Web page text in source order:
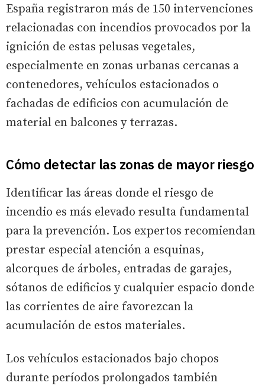
España registraron más de 150 intervenciones
relacionadas con incendios provocados por la
ignición de estas pelusas vegetales,
especialmente en zonas urbanas cercanas a
contenedores, vehículos estacionados o
fachadas de edificios con acumulación de
material en balcones y terrazas.
Cómo detectar las zonas de mayor riesgo
Identificar las áreas donde el riesgo de
incendio es más elevado resulta fundamental
para la prevención. Los expertos recomiendan
prestar especial atención a esquinas,
alcorques de árboles, entradas de garajes,
sótanos de edificios y cualquier espacio donde
las corrientes de aire favorezcan la
acumulación de estos materiales.
Los vehículos estacionados bajo chopos
durante períodos prolongados también